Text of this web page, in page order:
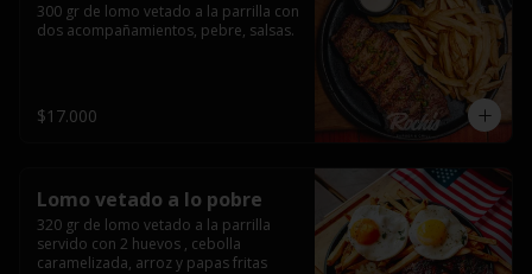
300 gr de lomo vetado a la parrilla con
dos acompañamientos, pebre, salsas.
$17.000
Lomo vetado a lo pobre
320 gr de lomo vetado a la parrilla
servido con 2 huevos , cebolla
caramelizada, arroz y papas fritas